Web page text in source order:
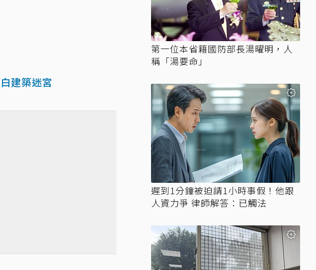
建築迷宮
第一位本省籍國防部長湯曜明，人
稱「湯要命」
遲到1分鐘被迫請1小時事假！他跟
人資力爭 律師解答：已觸法